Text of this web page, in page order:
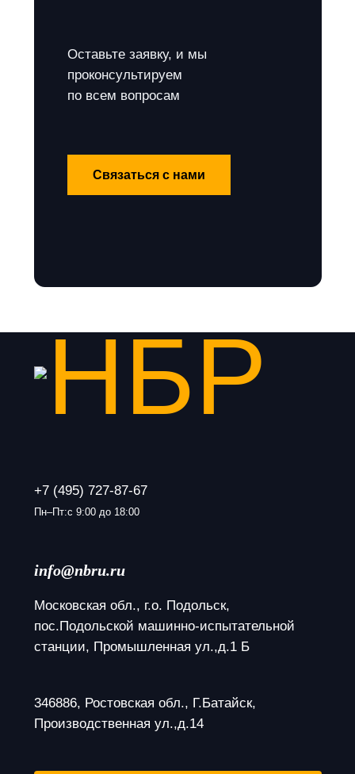
Оставьте заявку, и мы
проконсультируем
по всем вопросам
Связаться с нами
+7 (495) 727-87-67
Пн–Пт:с 9:00 до 18:00
info@nbru.ru
Московская обл., г.о. Подольск,
пос.Подольской машинно-испытательной
станции, Промышленная ул.,д.1 Б
346886, Ростовская обл., Г.Батайск,
Производственная ул.,д.14